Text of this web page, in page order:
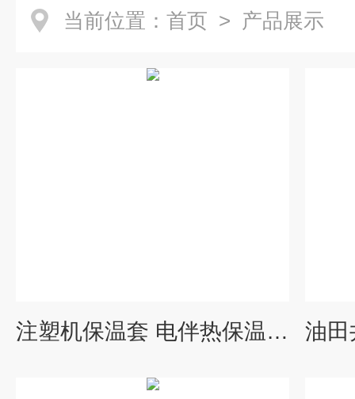
当前位置： 首页 > 产品展示
注塑机保温套 电伴热保温衣 耐温材料 降低温度